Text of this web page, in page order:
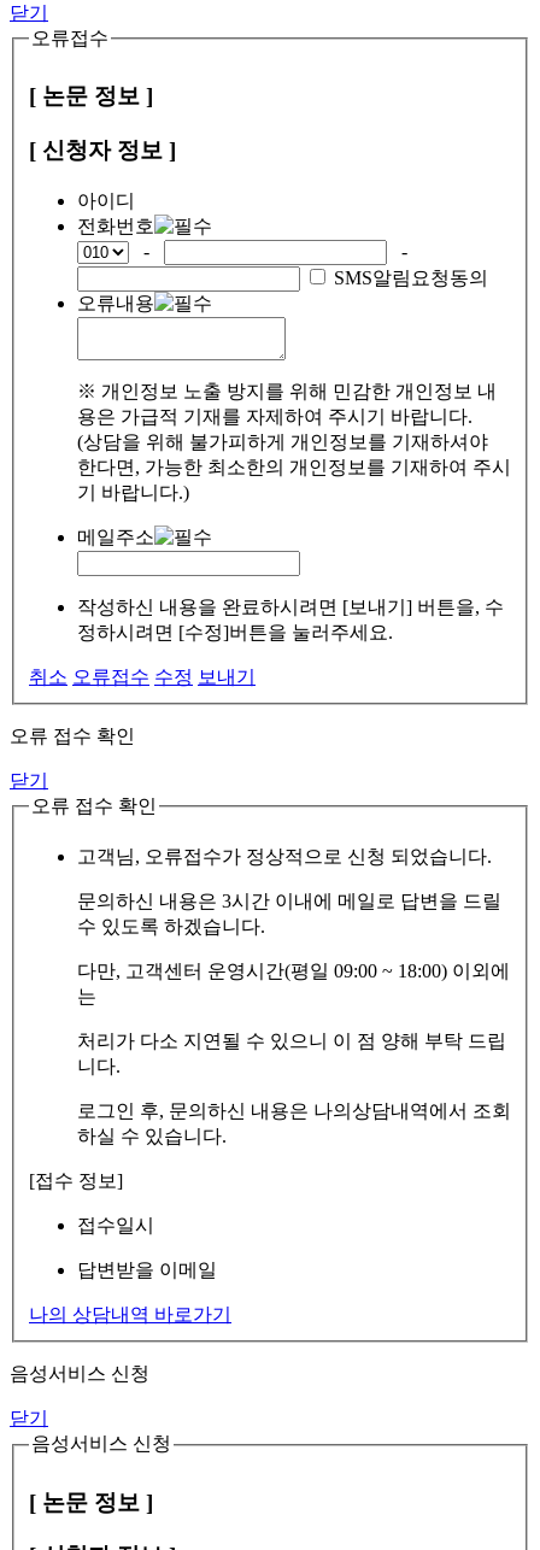
닫기
오류접수
[ 논문 정보 ]
[ 신청자 정보 ]
아이디
전화번호
-
-
SMS알림요청동의
오류내용
※ 개인정보 노출 방지를 위해 민감한 개인정보 내
용은 가급적 기재를 자제하여 주시기 바랍니다.
(상담을 위해 불가피하게 개인정보를 기재하셔야
한다면, 가능한 최소한의 개인정보를 기재하여 주시
기 바랍니다.)
메일주소
작성하신 내용을 완료하시려면 [보내기] 버튼을, 수
정하시려면 [수정]버튼을 눌러주세요.
취소 오류접수 수정 보내기
오류 접수 확인
닫기
오류 접수 확인
고객님, 오류접수가 정상적으로 신청 되었습니다.
문의하신 내용은 3시간 이내에 메일로 답변을 드릴
수 있도록 하겠습니다.
다만, 고객센터 운영시간(평일 09:00 ~ 18:00) 이외에
는
처리가 다소 지연될 수 있으니 이 점 양해 부탁 드립
니다.
로그인 후, 문의하신 내용은 나의상담내역에서 조회
하실 수 있습니다.
[접수 정보]
접수일시
답변받을 이메일
나의 상담내역 바로가기
음성서비스 신청
닫기
음성서비스 신청
[ 논문 정보 ]